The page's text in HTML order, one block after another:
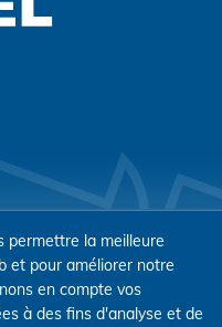
permettre la meilleure
et pour améliorer notre
en compte vos
à des fins d'analyse et de